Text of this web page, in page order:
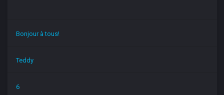
Bonjour à tous!
Teddy
6